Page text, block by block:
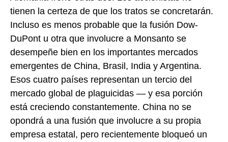
tienen la certeza de que los tratos se concretarán.
Incluso es menos probable que la fusión Dow-
DuPont u otra que involucre a Monsanto se
desempeñe bien en los importantes mercados
emergentes de China, Brasil, India y Argentina.
Esos cuatro países representan un tercio del
mercado global de plaguicidas — y esa porción
está creciendo constantemente. China no se
opondrá a una fusión que involucre a su propia
empresa estatal, pero recientemente bloqueó un